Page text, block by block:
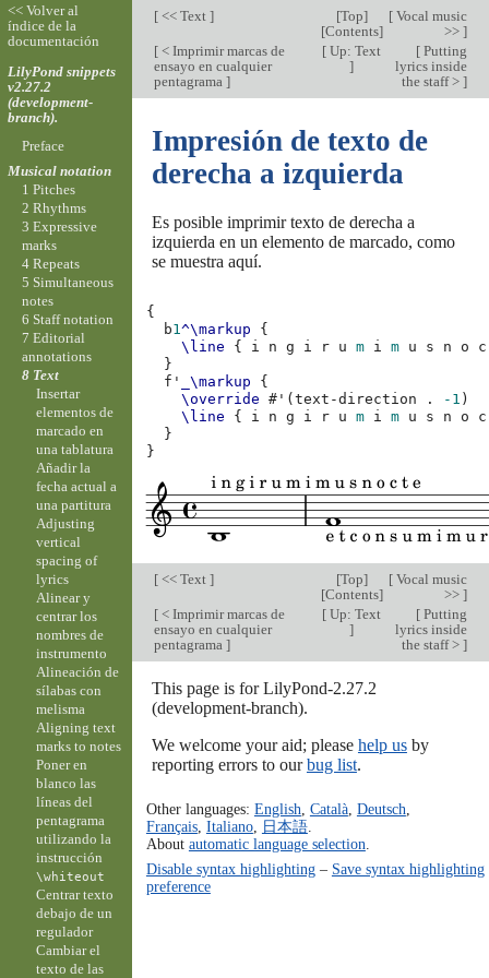
[<< Text ] [Top]
[Contents]
[Vocal music
>> ]
[< Imprimir marcas de
ensayo en cualquier
pentagrama ]
[ Up: Text
]
[Putting
lyrics inside
the staff > ]
Impresión de texto de
derecha a izquierda
Es posible imprimir texto de derecha a
izquierda en un elemento de marcado, como
se muestra aquí.
{
b1^\markup
{
\line
{ i n g i r u m i m u s n o
c
}
f'
_\markup
{
\override
# ' (text-direction . -1 )
\line
{ i n g i r u m i m u s n o
c
}
}
[<< Text ] [Top]
[Contents]
[Vocal music
>> ]
[< Imprimir marcas de
ensayo en cualquier
pentagrama ]
[ Up: Text
]
[Putting
lyrics inside
the staff > ]
This page is for LilyPond-2.27.2
(development-branch).
We welcome your aid; please help usby
reporting errors to ourbug list.
Other languages: English Català, Deutsch
Français, Italiano, 日本語.
About automatic language selection
Disable syntax highlighting– Save syntax highlighting
preference
<< Volver al
índice de la
documentación
LilyPond snippets
v2.27.2
(development-
branch).
Preface
Musical notation
1 Pitches
2 Rhythms
3 Expressive
marks
4 Repeats
5 Simultaneous
notes
6 Staff notation
7 Editorial
annotations
8 Text
Insertar
elementos de
marcado en
una tablatura
Añadir la
fecha actual a
una partitura
Adjusting
vertical
spacing of
lyrics
Alinear y
centrar los
nombres de
instrumento
Alineación de
sílabas con
melisma
Aligning text
marks to notes
Poner en
blanco las
líneas del
pentagrama
utilizando la
instrucción
\whiteout
Centrar texto
debajo de un
regulador
Cambiar el
texto de las